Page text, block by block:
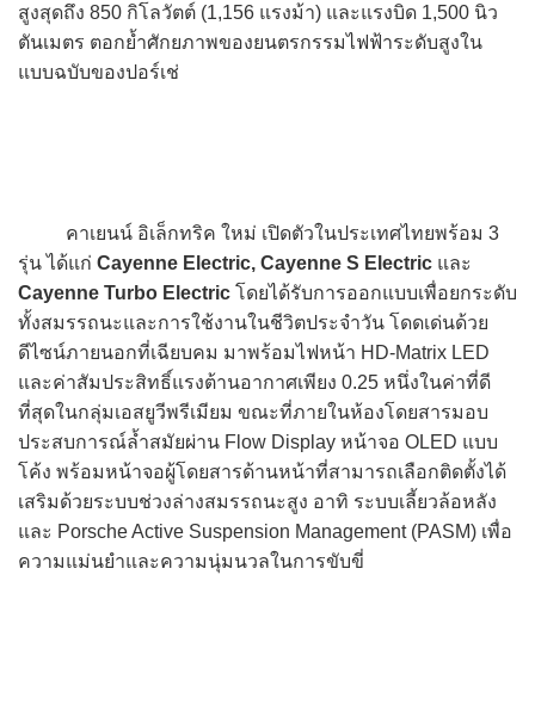
สูงสุดถึง 850 กิโลวัตต์ (1,156 แรงม้า) และแรงบิด 1,500 นิว
ตันเมตร ตอกย้ำศักยภาพของยนตรกรรมไฟฟ้าระดับสูงใน
แบบฉบับของปอร์เช่
คาเยนน์ อิเล็กทริค ใหม่ เปิดตัวในประเทศไทยพร้อม 3
รุ่น ได้แก่ Cayenne Electric, Cayenne S Electric และ
Cayenne Turbo Electric โดยได้รับการออกแบบเพื่อยกระดับ
ทั้งสมรรถนะและการใช้งานในชีวิตประจำวัน โดดเด่นด้วย
ดีไซน์ภายนอกที่เฉียบคม มาพร้อมไฟหน้า HD-Matrix LED
และค่าสัมประสิทธิ์แรงต้านอากาศเพียง 0.25 หนึ่งในค่าที่ดี
ที่สุดในกลุ่มเอสยูวีพรีเมียม ขณะที่ภายในห้องโดยสารมอบ
ประสบการณ์ล้ำสมัยผ่าน Flow Display หน้าจอ OLED แบบ
โค้ง พร้อมหน้าจอผู้โดยสารด้านหน้าที่สามารถเลือกติดตั้งได้
เสริมด้วยระบบช่วงล่างสมรรถนะสูง อาทิ ระบบเลี้ยวล้อหลัง
และ Porsche Active Suspension Management (PASM) เพื่อ
ความแม่นยำและความนุ่มนวลในการขับขี่